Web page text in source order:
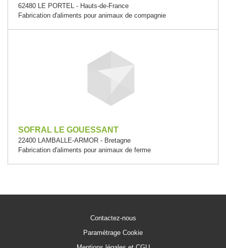
62480 LE PORTEL - Hauts-de-France
Fabrication d'aliments pour animaux de compagnie
SOFRAL LE GOUESSANT
22400 LAMBALLE-ARMOR - Bretagne
Fabrication d'aliments pour animaux de ferme
Contactez-nous
Paramétrage Cookie